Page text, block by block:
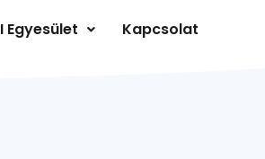
Egyesület Kapcsolat